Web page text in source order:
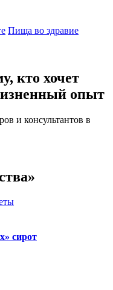
Пища во здравие
кто хочет
опыт
и консультантов в
сирот